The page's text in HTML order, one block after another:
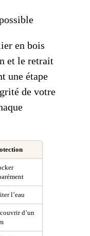
en bois
et le retrait
une étape
de votre
l’eau
d’un